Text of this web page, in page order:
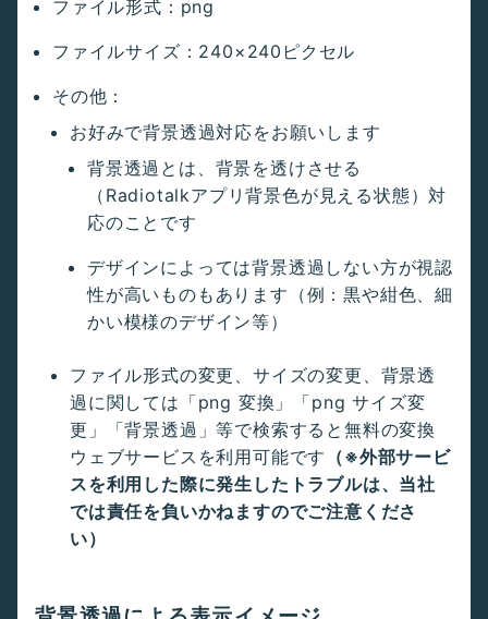
ファイル形式：png
ファイルサイズ：240×240ピクセル
その他：
お好みで背景透過対応をお願いします
背景透過とは、背景を透けさせる
（Radiotalkアプリ背景色が見える状態）対
応のことです
デザインによっては背景透過しない方が視認
性が高いものもあります（例：黒や紺色、細
かい模様のデザイン等）
ファイル形式の変更、サイズの変更、背景透
過に関しては「png 変換」「png サイズ変
更」「背景透過」等で検索すると無料の変換
ウェブサービスを利用可能です （※外部サービ
スを利用した際に発生したトラブルは、当社
では責任を負いかねますのでご注意くださ
い）